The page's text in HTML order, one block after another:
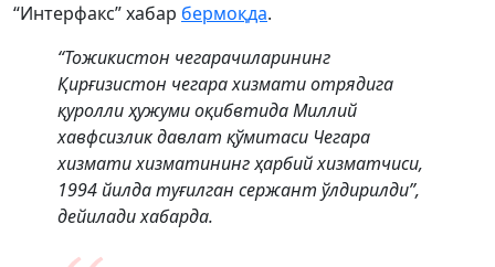
“Интерфакс” хабар бермоқда.
“Тожикистон чегарачиларининг
Қирғизистон чегара хизмати отрядига
қуролли ҳужуми оқибвтида Миллий
хавфсизлик давлат қўмитаси Чегара
хизмати хизматининг ҳарбий хизматчиси,
1994 йилда туғилган сержант ўлдирилди”,
дейилади хабарда.